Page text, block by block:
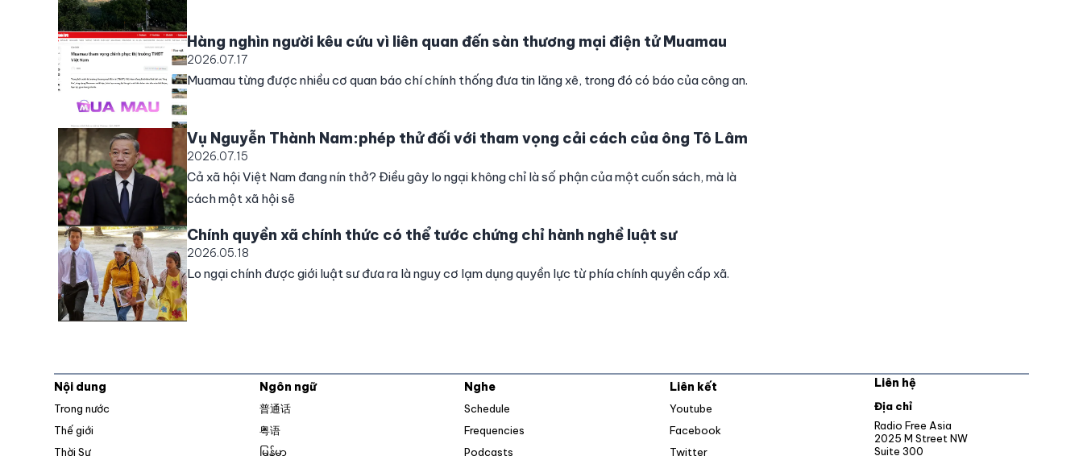
Hàng nghìn người kêu cứu vì liên quan đến sàn thương mại điện tử Muamau
2026.07.17
Muamau từng được nhiều cơ quan báo chí chính thống đưa tin lăng xê, trong đó có báo của công an.
Vụ Nguyễn Thành Nam:phép thử đối với tham vọng cải cách của ông Tô Lâm
2026.07.15
Cả xã hội Việt Nam đang nín thở? Điều gây lo ngại không chỉ là số phận của một cuốn sách, mà là
cách một xã hội sẽ
Chính quyền xã chính thức có thể tước chứng chỉ hành nghề luật sư
2026.05.18
Lo ngại chính được giới luật sư đưa ra là nguy cơ lạm dụng quyền lực từ phía chính quyền cấp xã.
Nội dung
Trong nước
Thế giới
Thời Sự
Ngôn ngữ
普通话
粤语
မြန်မာ
Nghe
Schedule
Frequencies
Podcasts
Liên kết
Youtube
Facebook
Twitter
Liên hệ
Địa chỉ
Radio Free Asia
2025 M Street NW
Suite 300